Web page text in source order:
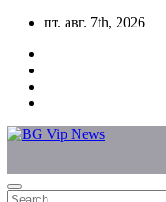
Skip
content
пт. авг. 7th, 2026